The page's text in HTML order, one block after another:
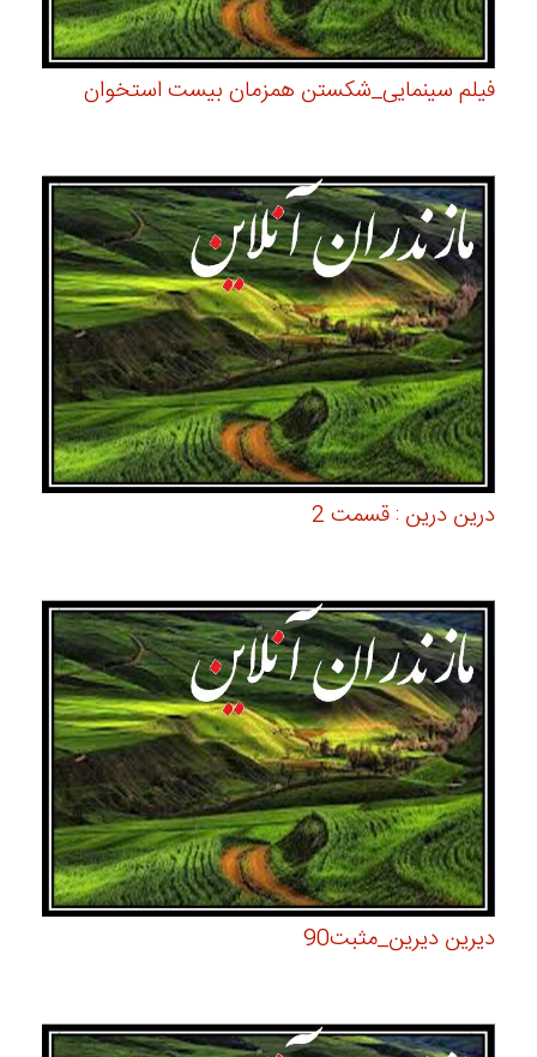
فیلم سینمایی_شکستن همزمان بیست استخوان
درین درین : قسمت 2
دیرین دیرین_مثبت90